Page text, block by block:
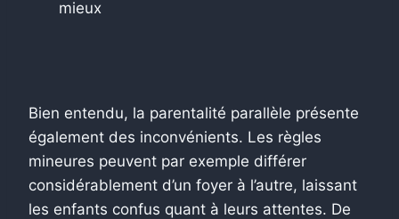
mieux
Bien entendu, la parentalité parallèle présente
également des inconvénients. Les règles
mineures peuvent par exemple différer
considérablement d’un foyer à l’autre, laissant
les enfants confus quant à leurs attentes. De